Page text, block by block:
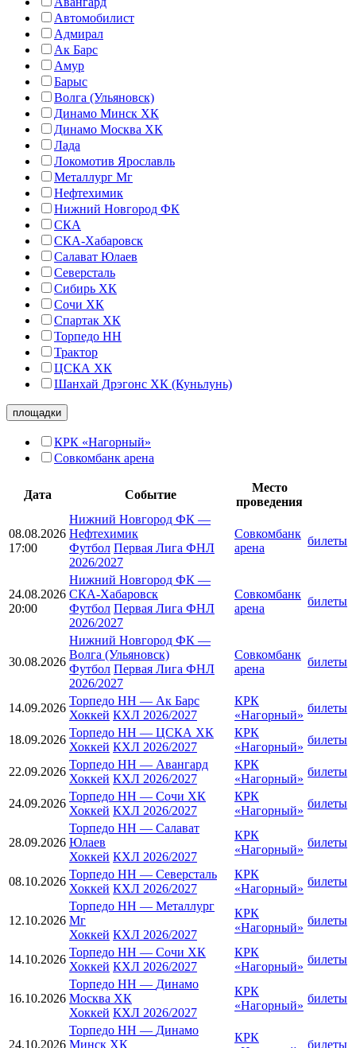
Автомобилист
Адмирал
Ак Барс
Амур
Барыс
Волга (Ульяновск)
Динамо Минск ХК
Динамо Москва ХК
Лада
Локомотив Ярославль
Металлург Мг
Нефтехимик
Нижний Новгород ФК
СКА
СКА-Хабаровск
Салават Юлаев
Северсталь
Сибирь ХК
Сочи ХК
Спартак ХК
Торпедо НН
Трактор
ЦСКА ХК
Шанхай Дрэгонс ХК (Куньлунь)
площадки
КРК «Нагорный»
Совкомбанк арена
Дата Событие
Место
проведения
08.08.2026
17:00
Нижний Новгород ФК —
Нефтехимик
Футбол Первая Лига ФНЛ
2026/2027
Совкомбанк
арена
билеты
24.08.2026
20:00
Нижний Новгород ФК —
СКА-Хабаровск
Футбол Первая Лига ФНЛ
2026/2027
Совкомбанк
арена
билеты
30.08.2026
Нижний Новгород ФК —
Волга (Ульяновск)
Футбол Первая Лига ФНЛ
2026/2027
Совкомбанк
арена
билеты
14.09.2026
Торпедо НН — Ак Барс
Хоккей КХЛ 2026/2027
КРК
«Нагорный»
билеты
18.09.2026
Торпедо НН — ЦСКА ХК
Хоккей КХЛ 2026/2027
КРК
«Нагорный»
билеты
22.09.2026
Торпедо НН — Авангард
Хоккей КХЛ 2026/2027
КРК
«Нагорный»
билеты
24.09.2026
Торпедо НН — Сочи ХК
Хоккей КХЛ 2026/2027
КРК
«Нагорный»
билеты
28.09.2026
Торпедо НН — Салават
Юлаев
Хоккей КХЛ 2026/2027
КРК
«Нагорный»
билеты
08.10.2026
Торпедо НН — Северсталь
Хоккей КХЛ 2026/2027
КРК
«Нагорный»
билеты
12.10.2026
Торпедо НН — Металлург
Мг
Хоккей КХЛ 2026/2027
КРК
«Нагорный»
билеты
14.10.2026
Торпедо НН — Сочи ХК
Хоккей КХЛ 2026/2027
КРК
«Нагорный»
билеты
16.10.2026
Торпедо НН — Динамо
Москва ХК
Хоккей КХЛ 2026/2027
КРК
«Нагорный»
билеты
24.10.2026
Торпедо НН — Динамо
Минск ХК
КРК
билеты